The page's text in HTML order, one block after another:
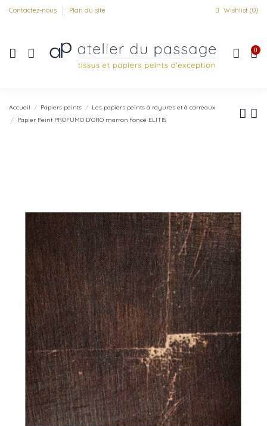
Contactez-nous Plan du site Wishlist (0)
0
Accueil Papiers peints
Les papiers peints à rayures et à carreaux
Papier Peint PROFUMO D'ORO marron foncé ELITIS